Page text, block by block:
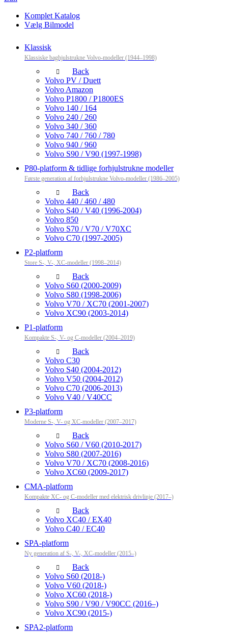
Komplet Katalog
Vælg Bilmodel
Klassisk
Klassiske baghjulstrukne Volvo-modeller (1944–1998)
Back
Volvo PV / Duett
Volvo Amazon
Volvo P1800 / P1800ES
Volvo 140 / 164
Volvo 240 / 260
Volvo 340 / 360
Volvo 740 / 760 / 780
Volvo 940 / 960
Volvo S90 / V90 (1997-1998)
P80-platform & tidlige forhjulstrukne modeller
Første generation af forhjulstrukne Volvo-modeller (1986–2005)
Back
Volvo 440 / 460 / 480
Volvo S40 / V40 (1996-2004)
Volvo 850
Volvo S70 / V70 / V70XC
Volvo C70 (1997-2005)
P2-platform
Store S-, V-, XC-modeller (1998–2014)
Back
Volvo S60 (2000-2009)
Volvo S80 (1998-2006)
Volvo V70 / XC70 (2001-2007)
Volvo XC90 (2003-2014)
P1-platform
Kompakte S-, V- og C-modeller (2004–2019)
Back
Volvo C30
Volvo S40 (2004-2012)
Volvo V50 (2004-2012)
Volvo C70 (2006-2013)
Volvo V40 / V40CC
P3-platform
Moderne S-, V- og XC-modeller (2007–2017)
Back
Volvo S60 / V60 (2010-2017)
Volvo S80 (2007-2016)
Volvo V70 / XC70 (2008-2016)
Volvo XC60 (2009-2017)
CMA-platform
Kompakte XC- og C-modeller med elektrisk drivlinje (2017–)
Back
Volvo XC40 / EX40
Volvo C40 / EC40
SPA-platform
Ny generation af S-, V-, XC-modeller (2015–)
Back
Volvo S60 (2018-)
Volvo V60 (2018-)
Volvo XC60 (2018-)
Volvo S90 / V90 / V90CC (2016–)
Volvo XC90 (2015-)
SPA2-platform